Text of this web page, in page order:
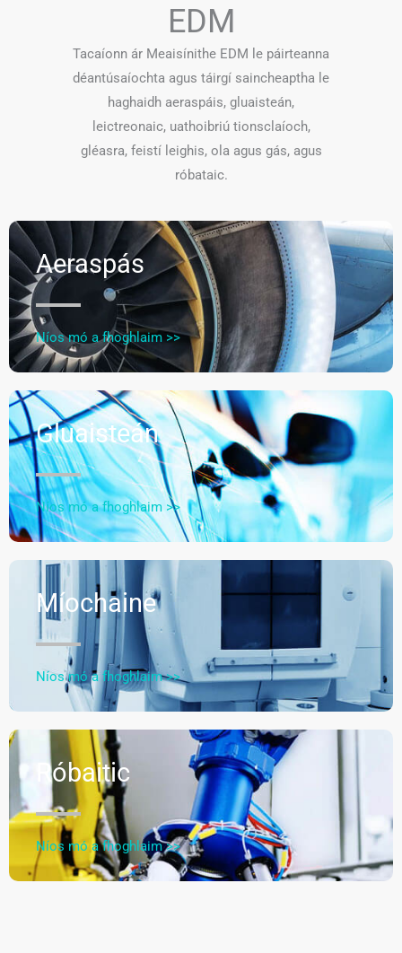
EDM
Tacaíonn ár Meaisínithe EDM le páirteanna
déantúsaíochta agus táirgí saincheaptha le
haghaidh aeraspáis, gluaisteán,
leictreonaic, uathoibriú tionsclaíoch,
gléasra, feistí leighis, ola agus gás, agus
róbataic.
Aeraspás
Níos mó a fhoghlaim >>
Gluaisteán
Níos mó a fhoghlaim >>
Míochaine
Níos mó a fhoghlaim >>
Róbaitic
Níos mó a fhoghlaim >>